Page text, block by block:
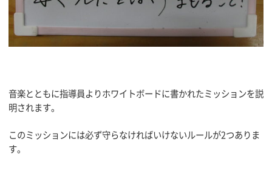
音楽とともに指導員よりホワイトボードに書かれたミッションを説
明されます。
このミッションには必ず守らなければいけないルールが2つありま
す。